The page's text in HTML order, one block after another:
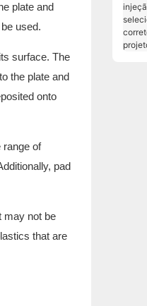
plate and
used.
surface. The
the plate and
onto
range of
pad
may not be
that are